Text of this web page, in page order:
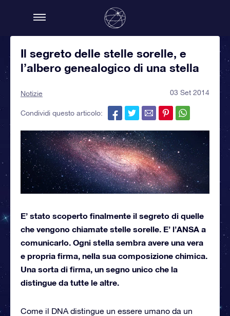
Il segreto delle stelle sorelle, e
l’albero genealogico di una stella
Notizie 03 Set 2014
Condividi questo articolo:
E’ stato scoperto finalmente il segreto di quelle
che vengono chiamate stelle sorelle. E’ l’ANSA a
comunicarlo. Ogni stella sembra avere una vera
e propria firma, nella sua composizione chimica.
Una sorta di firma, un segno unico che la
distingue da tutte le altre.
Come il DNA distingue un essere umano da un